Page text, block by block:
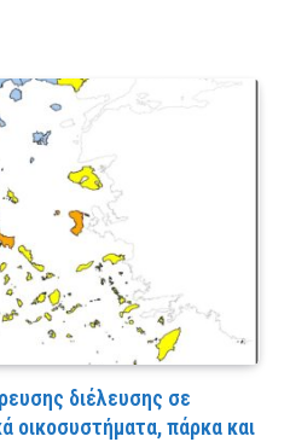
διέλευσης σε
οικοσυστήματα, πάρκα και